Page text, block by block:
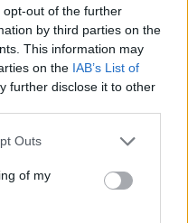
out of the further
by third parties on the
This information may
on the IAB’s List of
further disclose it to other
Outs
of my